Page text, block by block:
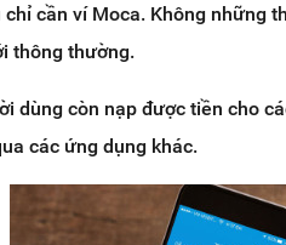
cần ví Moca. Không những
thông thường.
dùng còn nạp được tiền cho
các ứng dụng khác.